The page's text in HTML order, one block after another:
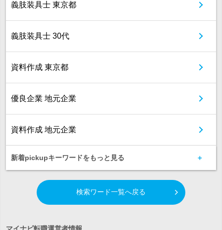
義肢装具士 東京都
義肢装具士 30代
資料作成 東京都
優良企業 地元企業
資料作成 地元企業
新着pickupキーワードをもっと見る
検索ワード一覧へ戻る